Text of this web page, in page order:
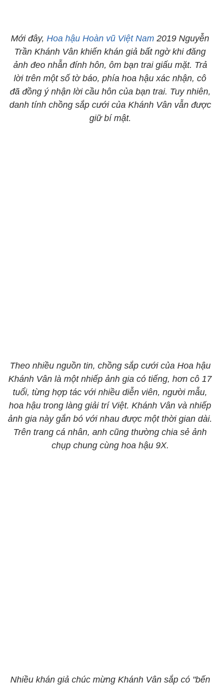
Mới đây, Hoa hậu Hoàn vũ Việt Nam 2019 Nguyễn
Trần Khánh Vân khiến khán giả bất ngờ khi đăng
ảnh đeo nhẫn đính hôn, ôm bạn trai giấu mặt. Trả
lời trên một số tờ báo, phía hoa hậu xác nhận, cô
đã đồng ý nhận lời cầu hôn của bạn trai. Tuy nhiên,
danh tính chồng sắp cưới của Khánh Vân vẫn được
giữ bí mật.
Theo nhiều nguồn tin, chồng sắp cưới của Hoa hậu
Khánh Vân là một nhiếp ảnh gia có tiếng, hơn cô 17
tuổi, từng hợp tác với nhiều diễn viên, người mẫu,
hoa hậu trong làng giải trí Việt. Khánh Vân và nhiếp
ảnh gia này gắn bó với nhau được một thời gian dài.
Trên trang cá nhân, anh cũng thường chia sẻ ảnh
chụp chung cùng hoa hậu 9X.
Nhiều khán giả chúc mừng Khánh Vân sắp có "bến